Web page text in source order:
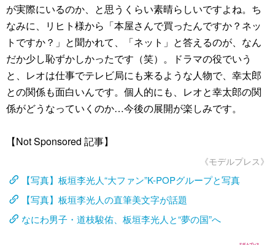
が実際にいるのか、と思うくらい素晴らしいですよね。ち
なみに、リヒト様から「本屋さんで買ったんですか？ネッ
トですか？」と聞かれて、「ネット」と答えるのが、なん
だか少し恥ずかしかったです（笑）。ドラマの役でいう
と、レオは仕事でテレビ局にも来るような人物で、幸太郎
との関係も面白いんです。個人的にも、レオと幸太郎の関
係がどうなっていくのか…今後の展開が楽しみです。
【Not Sponsored 記事】
《モデルプレス》
【写真】板垣李光人“大ファン”K-POPグループと写真
【写真】板垣李光人の直筆美文字が話題
なにわ男子・道枝駿佑、板垣李光人と“夢の国”へ